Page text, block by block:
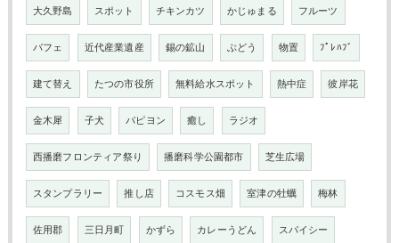
大久野島 スポット チキンカツ かじゅまる フルーツ
パフェ 近代産業遺産 錫の鉱山 ぶどう 物置 ﾌﾟﾚﾊﾌﾞ
建て替え たつの市役所 無料給水スポット 熱中症 彼岸花
金木犀 子犬 パピヨン 癒し ラジオ
西播磨フロンティア祭り 播磨科学公園都市 芝生広場
スタンプラリー 推し店 コスモス畑 室津の牡蠣 梅林
佐用郡 三日月町 かずら カレーうどん スパイシー